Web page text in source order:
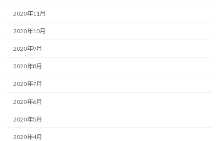
2020年11月
2020年10月
2020年9月
2020年8月
2020年7月
2020年6月
2020年5月
2020年4月